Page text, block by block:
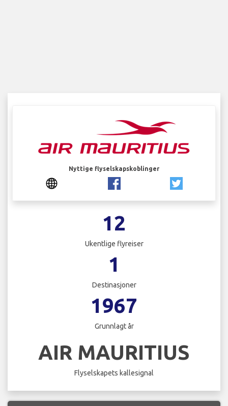
Nyttige flyselskapskoblinger
12
Ukentlige flyreiser
1
Destinasjoner
1967
Grunnlagt år
AIR MAURITIUS
Flyselskapets kallesignal